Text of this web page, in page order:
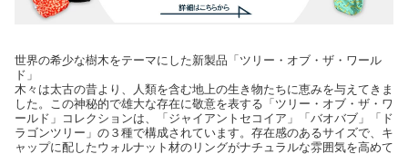
世界の希少な樹木をテーマにした新製品「ツリー・オブ・ザ・ワール
ド」
木々は太古の昔より、人類を含む地上の生き物たちに恵みを与えてきま
した。この神秘的で雄大な存在に敬意を表する「ツリー・オブ・ザ・ワ
ールド」コレクションは、「ジャイアントセコイア」「バオバブ」「ド
ラゴンツリー」の３種で構成されています。存在感のあるサイズで、キ
ャップに配したウォルナット材のリングがナチュラルな雰囲気を高めて